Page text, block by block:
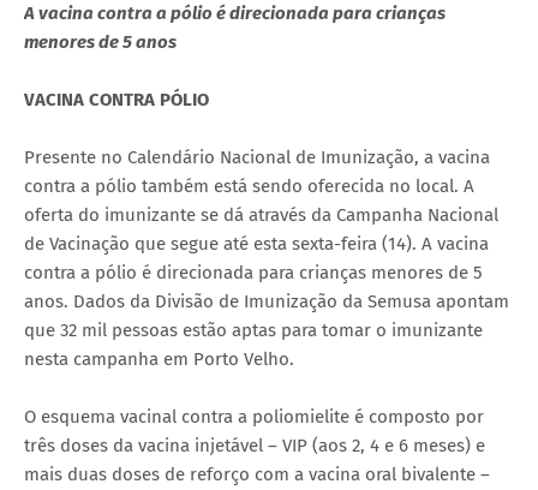
A vacina contra a pólio é direcionada para crianças
menores de 5 anos
VACINA CONTRA PÓLIO
Presente no Calendário Nacional de Imunização, a vacina
contra a pólio também está sendo oferecida no local. A
oferta do imunizante se dá através da Campanha Nacional
de Vacinação que segue até esta sexta-feira (14). A vacina
contra a pólio é direcionada para crianças menores de 5
anos. Dados da Divisão de Imunização da Semusa apontam
que 32 mil pessoas estão aptas para tomar o imunizante
nesta campanha em Porto Velho.
O esquema vacinal contra a poliomielite é composto por
três doses da vacina injetável – VIP (aos 2, 4 e 6 meses) e
mais duas doses de reforço com a vacina oral bivalente –